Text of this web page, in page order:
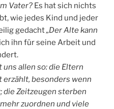
Vater? Es hat sich nichts
wie jedes Kind und jeder
gedacht„Der Alte kann
ihn für seine Arbeit und
uns allen so: die Eltern
erzählt, besonders wenn
die Zeitzeugen sterben
zuordnen und viele